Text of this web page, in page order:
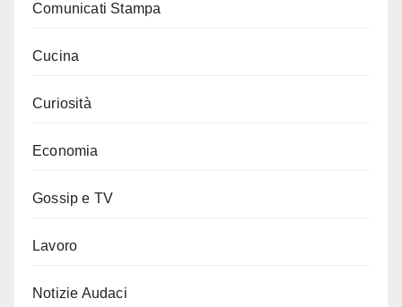
Comunicati Stampa
Cucina
Curiosità
Economia
Gossip e TV
Lavoro
Notizie Audaci